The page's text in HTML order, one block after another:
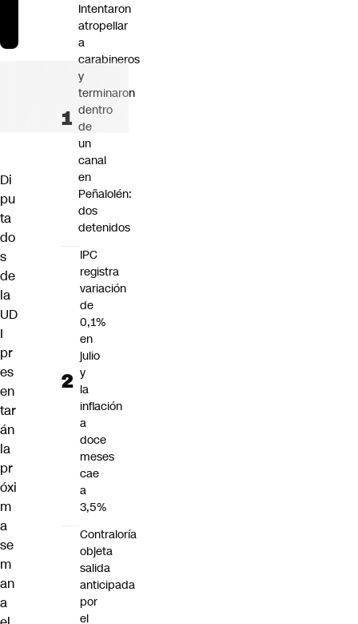
Di
pu
ta
do
s
de
la
UD
I
pr
es
en
tar
án
la
pr
óxi
m
a
se
m
an
a
Intentaron
atropellar
a
carabineros
y
terminaron
dentro
de
un
canal
en
Peñalolén:
dos
detenidos
IPC
registra
variación
de
0,1%
en
julio
y
la
inflación
a
doce
meses
cae
a
3,5%
Contraloría
objeta
salida
anticipada
por
el